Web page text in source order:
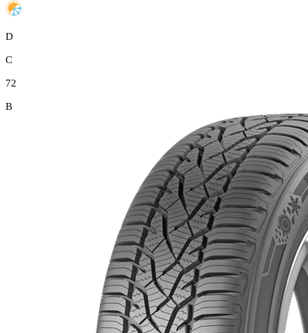
D
C
72
B